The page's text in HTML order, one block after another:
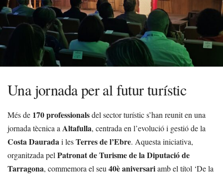
Una jornada per al futur turístic
Més de 170 professionalsdel sector turístic s’han reunit en una
jornada tècnica a Altafulla, centrada en l’evolució i gestió de la
Costa Dauradai lesTerres de l’Ebre. Aquesta iniciativa,
organitzada pel Patronat de Turisme de la Diputació de
Tarragona, commemora el seu 40è aniversariamb el títol ‘De la